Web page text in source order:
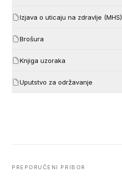
Izjava o uticaju na zdravlje (MHS)
Brošura
Knjiga uzoraka
Uputstvo za održavanje
PREPORUČENI PRIBOR